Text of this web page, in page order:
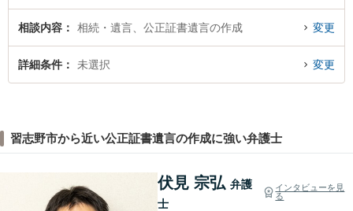
相談内容 相続・遺言、公正証書遺言の作成 変更
詳細条件 未選択 変更
習志野市から近い公正証書遺言の作成に強い弁護士
伏見 宗弘 弁護
士
インタビューを見
る